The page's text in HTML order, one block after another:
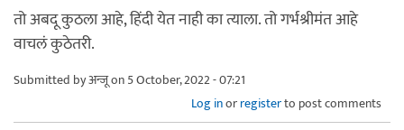
तो अबदू कुठला आहे, हिंदी येत नाही का त्याला. तो गर्भश्रीमंत आहे
वाचलं कुठेतरी.
Submitted byअन्जूon 5 October, 2022 - 07:21
Log inorregisterto post comments